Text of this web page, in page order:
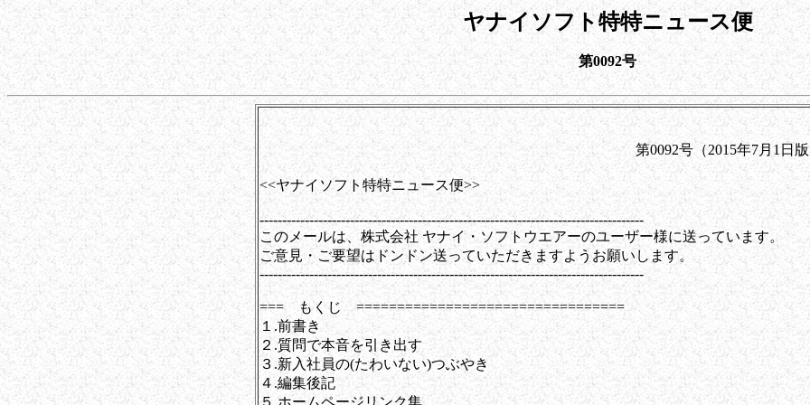
ヤナイソフト特特ニュース便
第0092号
第0092号（2015年7月1日版
<<ヤナイソフト特特ニュース便>>
-------------------------------------------------------------------------------------
このメールは、株式会社 ヤナイ・ソフトウエアーのユーザー様に送っています。
ご意見・ご要望はドンドン送っていただきますようお願いします。
-------------------------------------------------------------------------------------
=== もくじ =================================
１.前書き
２.質問で本音を引き出す
３.新入社員の(たわいない)つぶやき
４.編集後記
５.ホームページリンク集